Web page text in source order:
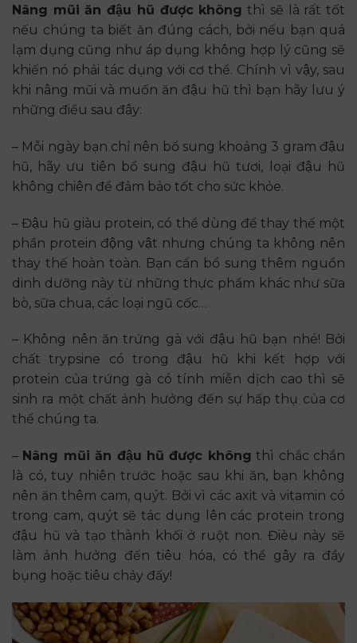
Nâng mũi ăn đậu hũ được không thì sẽ là rất tốt
nếu chúng ta biết ăn đúng cách, bởi nếu bạn quá
lạm dụng cũng như áp dụng không hợp lý cũng sẽ
khiến nó phải tác dụng với cơ thể. Chính vì vậy, sau
khi nâng mũi và muốn ăn đậu hũ thì bạn hãy lưu ý
những điều sau đây:
– Mỗi ngày bạn chỉ nên bổ sung khoảng 3 gram đậu
hũ, hãy ưu tiên bổ sung đậu hũ tươi, loại đậu hũ
không chiên để đảm bảo tốt cho sức khỏe.
– Đậu hũ giàu protein, có thể dùng để thay thế một
phần protein động vật nhưng chúng ta không nên
thay thế hoàn toàn. Bạn cẩn bổ sung thêm nguồn
dinh dưỡng này từ những thực phẩm khác như sữa
bò, sữa chua, các loại ngũ cốc…
– Không nên ăn trứng gà với đậu hũ bạn nhé! Bởi
chất trypsine có trong đậu hũ khi kết hợp với
protein của trứng gà có tính miễn dịch cao thì sẽ
sinh ra một chất ảnh hưởng đến sự hấp thụ của cơ
thể chúng ta.
– Nâng mũi ăn đậu hũ được không thì chắc chắn
là có, tuy nhiên trước hoặc sau khi ăn, bạn không
nên ăn thêm cam, quýt. Bởi vì các axit và vitamin có
trong cam, quýt sẽ tác dụng lên các protein trong
đậu hũ và tạo thành khối ở ruột non. Đièu này sẽ
làm ảnh hưởng đến tiêu hóa, có thể gây ra đầy
bụng hoặc tiêu chảy đấy!